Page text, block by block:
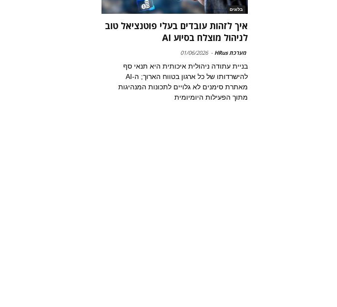
בלוגים
איך לזהות עובדים בעלי פוטנציאל טוב
לניהול מוצלח בסיוע AI
מערכת HRus -
01/06/2026
בניית עתודה ניהולית איכותית היא תנאי סף
להישרדותו של כל ארגון בטווח הארוך; ה-AI
מאתרת סימנים לא גלויים לתכונות המנהיגות
מתוך הפעילות היומיומית